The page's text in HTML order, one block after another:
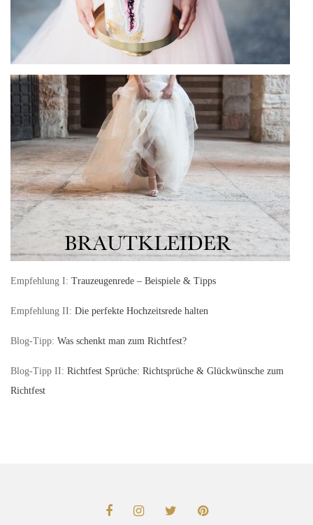
Empfehlung I: Trauzeugenrede – Beispiele & Tipps
Empfehlung II: Die perfekte Hochzeitsrede halten
Blog-Tipp: Was schenkt man zum Richtfest?
Blog-Tipp II: Richtfest Sprüche: Richtsprüche & Glückwünsche zum
Richtfest